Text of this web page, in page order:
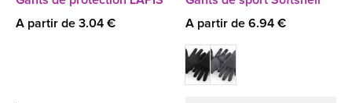
A partir de 3.04 €
A partir de 6.94 €